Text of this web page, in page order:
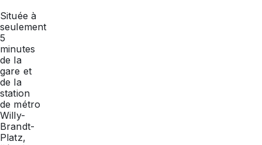
Située à
seulement
5
minutes
de la
gare et
de la
station
de métro
Willy-
Brandt-
Platz,